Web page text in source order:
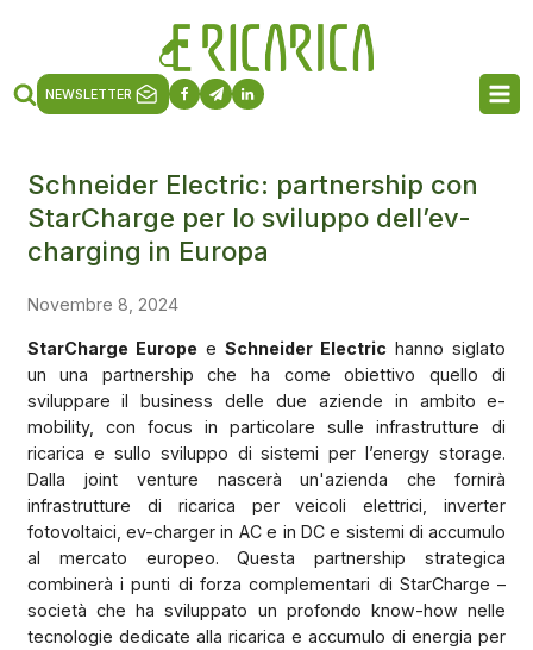
NEWSLETTER
Schneider Electric: partnership con
StarCharge per lo sviluppo dell’ev-
charging in Europa
Novembre 8, 2024
StarCharge Europe e Schneider Electric hanno siglato
un una partnership che ha come obiettivo quello di
sviluppare il business delle due aziende in ambito e-
mobility, con focus in particolare sulle infrastrutture di
ricarica e sullo sviluppo di sistemi per l’energy storage.
Dalla joint venture nascerà un'azienda che fornirà
infrastrutture di ricarica per veicoli elettrici, inverter
fotovoltaici, ev-charger in AC e in DC e sistemi di accumulo
al mercato europeo. Questa partnership strategica
combinerà i punti di forza complementari di StarCharge –
società che ha sviluppato un profondo know-how nelle
tecnologie dedicate alla ricarica e accumulo di energia per